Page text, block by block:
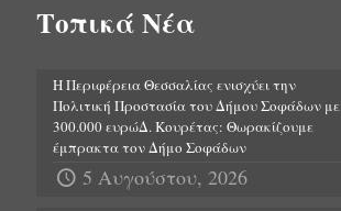
Τοπικά Νέα
Η Περιφέρεια Θεσσαλίας ενισχύει την
Πολιτική Προστασία του Δήμου Σοφάδων με
300.000 ευρώΔ. Κουρέτας: Θωρακίζουμε
έμπρακτα τον Δήμο Σοφάδων
5 Αυγούστου, 2026